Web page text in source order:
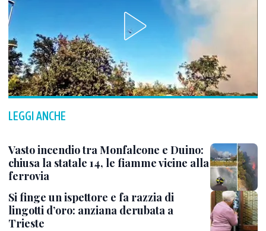
LEGGI ANCHE
Vasto incendio tra Monfalcone e Duino:
chiusa la statale 14, le fiamme vicine alla
ferrovia
Si finge un ispettore e fa razzia di
lingotti d’oro: anziana derubata a
Trieste